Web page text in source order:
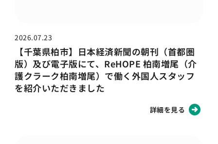
2026.07.23
【千葉県柏市】日本経済新聞の朝刊（首都圏
版）及び電子版にて、ReHOPE 柏南増尾（介
護クラーク柏南増尾）で働く外国人スタッフ
を紹介いただきました
詳細を見る